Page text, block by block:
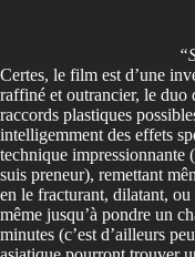
Certes, le film est d’une
raffiné et outrancier, le duo
raccords plastiques
intelligemment des effets
technique impressionnante
suis preneur), remettant
en le fracturant, dilatant,
même jusqu’à pondre un
minutes (c’est d’ailleurs